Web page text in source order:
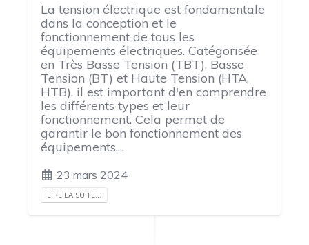
La tension électrique est fondamentale
dans la conception et le
fonctionnement de tous les
équipements électriques. Catégorisée
en Très Basse Tension (TBT), Basse
Tension (BT) et Haute Tension (HTA,
HTB), il est important d'en comprendre
les différents types et leur
fonctionnement. Cela permet de
garantir le bon fonctionnement des
équipements,...
23 mars 2024
LIRE LA SUITE...